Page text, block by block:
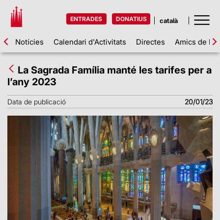
ENTRADES DONATIUS
Notícies Calendari d'Activitats Directes Amics de la
La Sagrada Família manté les tarifes per a
l’any 2023
Data de publicació 20/01/23